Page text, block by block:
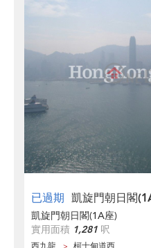
已過期 凱旋門朝日閣
凱旋門朝日閣(1A座)
實用面積 1,281 呎